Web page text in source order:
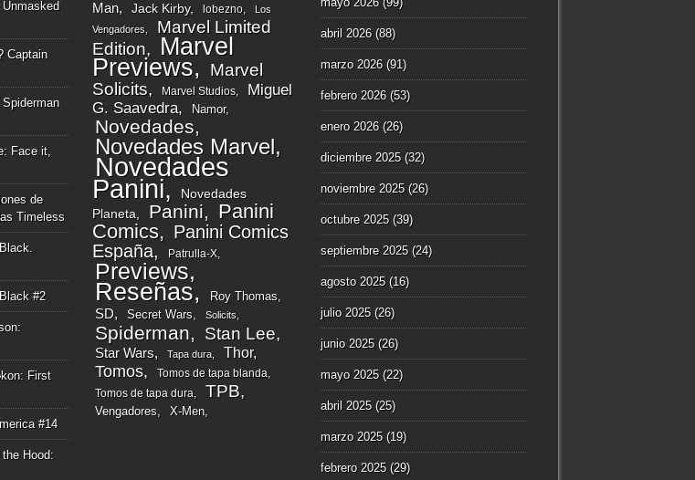
Captain
Face it,
de
Timeless
#2
First
#14
Hood:
Man
Jack Kirby lobezno
Los
Vengadores
Marvel Limited
Edition
Marvel
Previews
Marvel
Solicits
Marvel Studios
Miguel
G. Saavedra
Namor
Novedades
Novedades Marvel
Novedades
Panini
Novedades
Planeta
Panini
Panini
Comics
Panini Comics
España
Patrulla-X
Previews
Reseñas Roy Thomas
SD Secret Wars Solicits
Spiderman Stan Lee
Star Wars Tapa dura Thor
Tomos
Tomos de tapa blanda
Tomos de tapa dura
TPB
Vengadores X-Men
abril 2026(88)
marzo 2026(91)
febrero 2026(53)
enero 2026(26)
diciembre 2025(32)
noviembre 2025(26)
octubre 2025(39)
septiembre 2025(24)
agosto 2025(16)
julio 2025(26)
junio 2025(26)
mayo 2025(22)
abril 2025(25)
marzo 2025(19)
febrero 2025(29)